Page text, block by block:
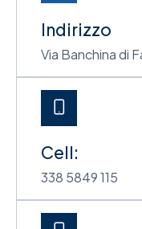
Indirizzo
Via Banchina di
Cell:
338 5849 115